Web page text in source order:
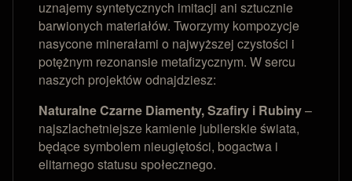
uznajemy syntetycznych imitacji ani sztucznie
barwionych materiałów. Tworzymy kompozycje
nasycone minerałami o najwyższej czystości i
potężnym rezonansie metafizycznym. W sercu
naszych projektów odnajdziesz:
Naturalne Czarne Diamenty, Szafiry i Rubiny–
najszlachetniejsze kamienie jubilerskie świata,
będące symbolem nieugiętości, bogactwa i
elitarnego statusu społecznego.